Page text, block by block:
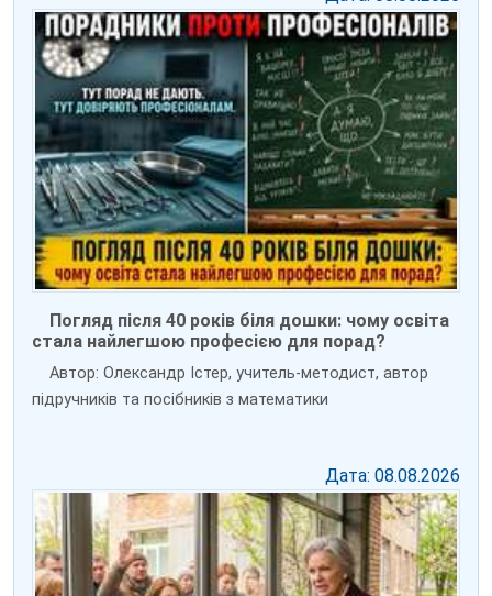
Погляд після 40 років біля дошки: чому освіта
стала найлегшою професією для порад?
Автор: Олександр Істер, учитель-методист, автор
підручників та посібників з математики
Дата: 08.08.2026